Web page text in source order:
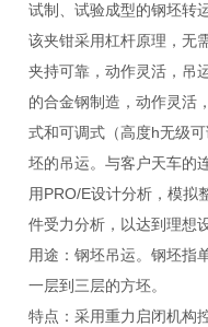
试制、试验成型的钢坯转
该夹钳采用杠杆原理，无
夹持可靠，动作灵活，吊
的合金钢制造，动作灵活
式和可调式（高度h无级
坯的吊运。与客户天车的
用PRO/E设计分析，模拟
件受力分析，以达到理想
用途：钢坯吊运。钢坯指
一层到三层的方坯。
特点：采用重力启闭机构